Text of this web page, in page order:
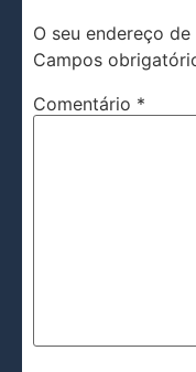
O seu endereço
Campos
Comentário *